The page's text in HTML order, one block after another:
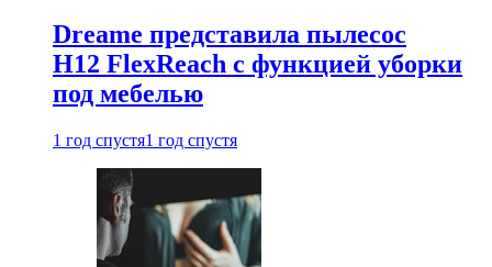
Dreame представила пылесос
H12 FlexReach с функцией уборки
под мебелью
1 год спустя1 год спустя